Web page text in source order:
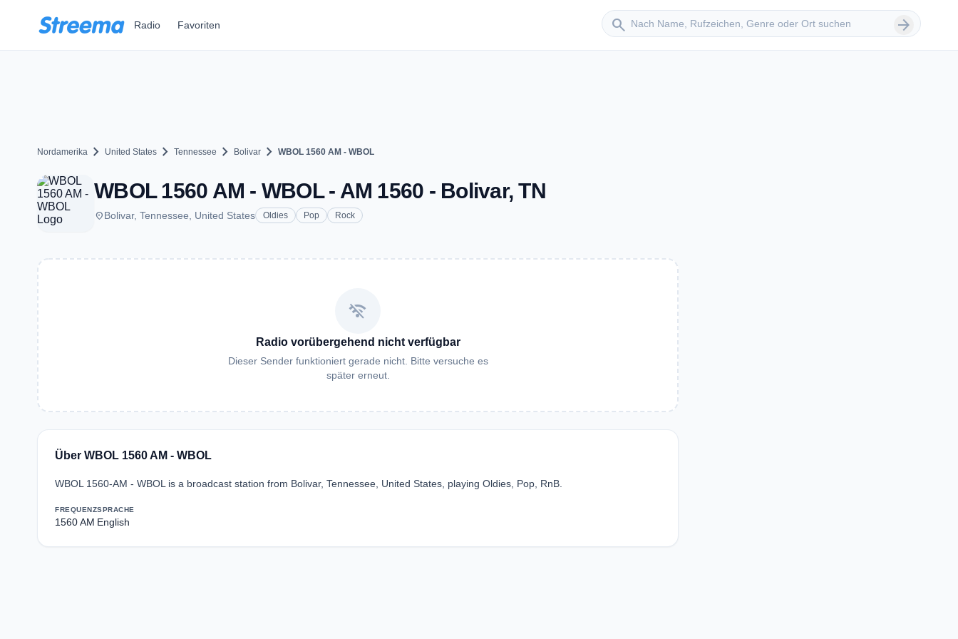
Radio Favoriten search
Sender suchen arrow_forward
Nordamerika chevron_right United States chevron_right Tennessee chevron_right Bolivar chevron_right WBOL 1560 AM - WBOL
WBOL 1560 AM - WBOL - AM 1560 - Bolivar, TN
placeBolivar, Tennessee, United States Oldies Pop Rock
wifi_off
Radio vorübergehend nicht verfügbar
Dieser Sender funktioniert gerade nicht. Bitte versuche es
später erneut.
Über WBOL 1560 AM - WBOL
WBOL 1560-AM - WBOL is a broadcast station from Bolivar, Tennessee, United States, playing Oldies, Pop, RnB.
FREQUENZ
1560 AM
SPRACHE
English